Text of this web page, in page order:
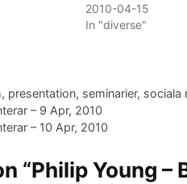
2010-04-15
In "diverse"
, presentation, seminarier, sociala
– 9 Apr, 2010
– 10 Apr, 2010
“Philip Young